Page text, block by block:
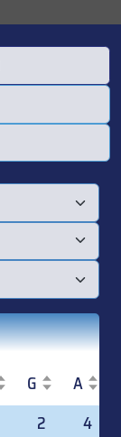
G A
2 4